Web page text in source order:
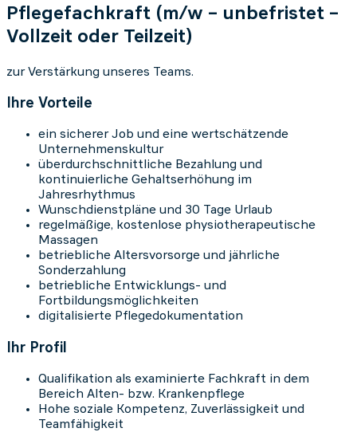
Pflegefachkraft (m/w – unbefristet –
Vollzeit oder Teilzeit)
zur Verstärkung unseres Teams.
Ihre Vorteile
ein sicherer Job und eine wertschätzende
Unternehmenskultur
überdurchschnittliche Bezahlung und
kontinuierliche Gehaltserhöhung im
Jahresrhythmus
Wunschdienstpläne und 30 Tage Urlaub
regelmäßige, kostenlose physiotherapeutische
Massagen
betriebliche Altersvorsorge und jährliche
Sonderzahlung
betriebliche Entwicklungs- und
Fortbildungsmöglichkeiten
digitalisierte Pflegedokumentation
Ihr Profil
Qualifikation als examinierte Fachkraft in dem
Bereich Alten- bzw. Krankenpflege
Hohe soziale Kompetenz, Zuverlässigkeit und
Teamfähigkeit